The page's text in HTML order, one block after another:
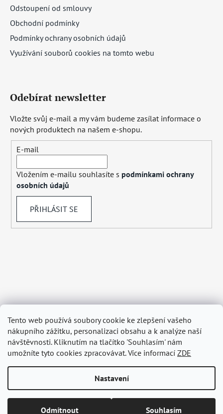
Tento web používá soubory cookie ke zlepšení vašeho
nákupního zážitku, personalizaci obsahu a k analýze naší
návštěvnosti. Kliknutím na tlačítko 'Souhlasím' nám
umožníte tyto cookies zpracovávat. Více informací ZDE
Nastavení
Odmítnout Souhlasím
Odstoupení od smlouvy
Obchodní podmínky
Podmínky ochrany osobních údajů
Využívání souborů cookies na tomto webu
Odebírat newsletter
Vložte svůj e-mail a my vám budeme zasílat informace o
nových produktech na našem e-shopu.
E-mail
Vložením e-mailu souhlasíte s podmínkami ochrany
osobních údajů
PŘIHLÁSIT SE
Vytvořil Shoptet